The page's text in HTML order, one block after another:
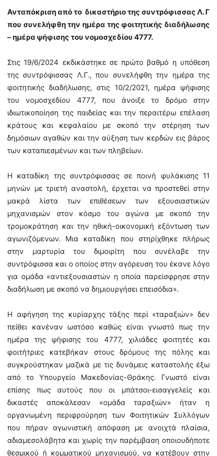
Ανταπόκριση από το δικαστήριο της συντρόφισσας Λ. Γ
που συνελήφθη την ημέρα της φοιτητικής διαδήλωσης
– ημέρα ψήφισης του νομοσχεδίου 4777.
Στις 19/6/2024 εκδικάστηκε σε πρώτο βαθμό η υπόθεση
της συντρόφισσας Λ.Γ., που συνελήφθη την ημέρα της
φοιτητικής διαδήλωσης, στις 10/2/2021, ημέρα ψήφισης
του νομοσχεδίου 4777, που άνοιξε το δρόμο στην
ιδιωτικοποίηση της παιδείας και την περαιτέρω επέλαση
κράτους και κεφαλαίου με σκοπό την στέρηση των
δημόσιων αγαθών και την αύξηση των κερδών εις βάρος
των καταπιεσμένων και των πληβείων.
Η καταδίκη της συντρόφισσας σε ποινή φυλάκισης 11
μηνών με τριετή αναστολή, έρχεται να προστεθεί στην
μακρά λίστα των επιθέσεων των εξουσιαστικών
μηχανισμών στον κόσμο του αγώνα με σκοπό την
τρομοκράτηση και την ηθική-οικονομική εξόντωση των
αγωνιζόμενων. Μια καταδίκη που στηρίχθηκε πλήρως
στην μαρτυρία του διμοιρίτη που συνέλαβε την
συντρόφισσα και ο οποίος στην αγόρευση του έκανε λόγο
για ομάδα «αντιεξουσιαστών η οποία παρείσφρησε στην
διαδήλωση με σκοπό να δημιουργήσει επεισόδια».
Η αφήγηση της κυρίαρχης τάξης περί «ταραξιών» δεν
πείθει κανέναν ωστόσο καθώς είναι γνωστό πως την
ημέρα της ψήφισης του 4777, χιλιάδες φοιτητές και
φοιτήτριες κατεβήκαν στους δρόμους της πόλης και
συγκρούστηκαν μαζικά με τις δυνάμεις καταστολής έξω
από το Υπουργείο Μακεδονίας-Θράκης. Γνωστό είναι
επίσης πως αυτούς που οι μπάτσοι-εισαγγελείς και
δικαστές αποκάλεσαν «ομάδα ταραξιών» ήταν η
οργανωμένη περιφρούρηση των Φοιτητικών Συλλόγων
που πήραν αγωνιστική απόφαση με ανοιχτά πλαίσια,
αδιαμεσολάβητα και χωρίς την παρέμβαση οποιουδήποτε
θεσμικού ή κομματικού μηχανισμού, να κατέβουν στην